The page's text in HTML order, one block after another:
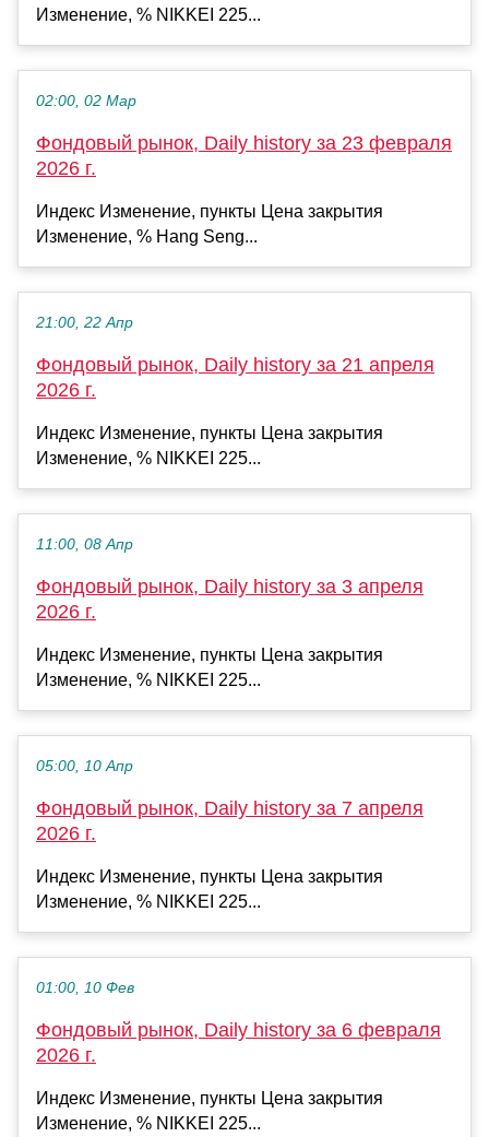
Изменение, % NIKKEI 225...
02:00, 02 Мар
Фондовый рынок, Daily history за 23 февраля
2026 г.
Индекс Изменение, пункты Цена закрытия
Изменение, % Hang Seng...
21:00, 22 Апр
Фондовый рынок, Daily history за 21 апреля
2026 г.
Индекс Изменение, пункты Цена закрытия
Изменение, % NIKKEI 225...
11:00, 08 Апр
Фондовый рынок, Daily history за 3 апреля
2026 г.
Индекс Изменение, пункты Цена закрытия
Изменение, % NIKKEI 225...
05:00, 10 Апр
Фондовый рынок, Daily history за 7 апреля
2026 г.
Индекс Изменение, пункты Цена закрытия
Изменение, % NIKKEI 225...
01:00, 10 Фев
Фондовый рынок, Daily history за 6 февраля
2026 г.
Индекс Изменение, пункты Цена закрытия
Изменение, % NIKKEI 225...